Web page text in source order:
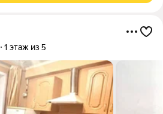
1 этаж из 5